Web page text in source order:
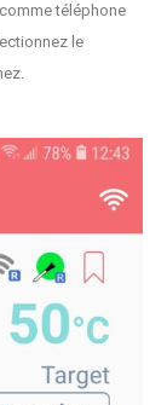
téléphone
le